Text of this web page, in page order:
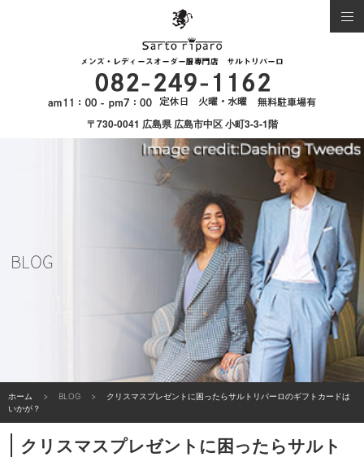
〒730-0041 広島県 広島市中区 小町3-3-1階
BLOG
ホーム BLOG
クリスマスプレゼントに困ったらサルトリパーロのギフトカードは
いかが？
クリスマスプレゼントに困ったらサルト